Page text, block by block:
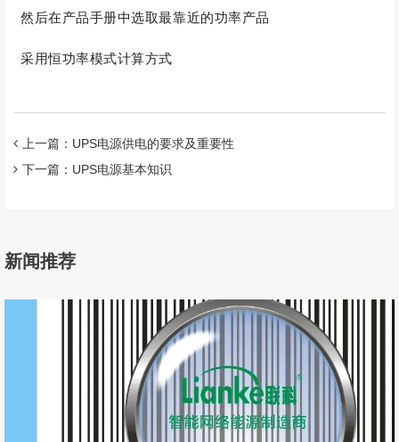
然后在产品手册中选取最靠近的功率产品
采用恒功率模式计算方式
上一篇：UPS电源供电的要求及重要性
下一篇：UPS电源基本知识
新闻推荐